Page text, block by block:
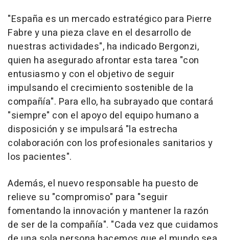
"España es un mercado estratégico para Pierre
Fabre y una pieza clave en el desarrollo de
nuestras actividades", ha indicado Bergonzi,
quien ha asegurado afrontar esta tarea "con
entusiasmo y con el objetivo de seguir
impulsando el crecimiento sostenible de la
compañía". Para ello, ha subrayado que contará
"siempre" con el apoyo del equipo humano a
disposición y se impulsará "la estrecha
colaboración con los profesionales sanitarios y
los pacientes".
Además, el nuevo responsable ha puesto de
relieve su "compromiso" para "seguir
fomentando la innovación y mantener la razón
de ser de la compañía". "Cada vez que cuidamos